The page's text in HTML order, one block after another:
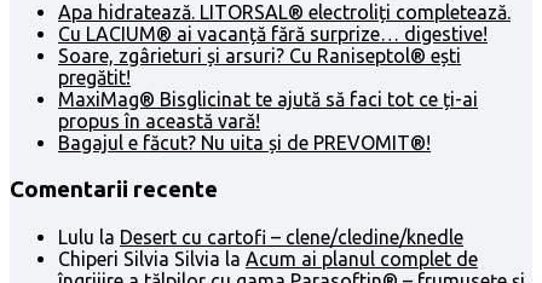
Apa hidratează. LITORSAL® electroliți completează.
Cu LACIUM® ai vacanță fără surprize… digestive!
Soare, zgârieturi și arsuri? Cu Raniseptol® ești
pregătit!
MaxiMag® Bisglicinat te ajută să faci tot ce ți-ai
propus în această vară!
Bagajul e făcut? Nu uita și de PREVOMIT®!
Comentarii recente
Lulu la Desert cu cartofi – clene/cledine/knedle
Chiperi Silvia Silvia la Acum ai planul complet de